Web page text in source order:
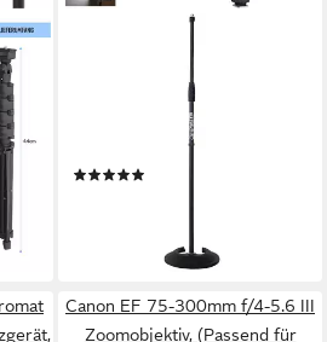
dir
Dauerlicht NL192AI LED mit
Stativ und Kugelgelenk,
Videografie, Fotografie,
Content-Creator,
lieferbar - in 2-3 Werktagen bei dir
Canon EF 75-300mm f/4-5.6 III
Zoomobjektiv, (Passend für